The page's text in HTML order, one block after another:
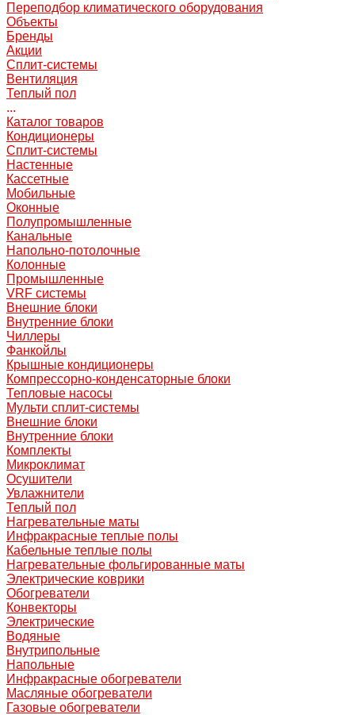
Переподбор климатического оборудования
Объекты
Бренды
Акции
Сплит-системы
Вентиляция
Теплый пол
...
Каталог товаров
Кондиционеры
Сплит-системы
Настенные
Кассетные
Мобильные
Оконные
Полупромышленные
Канальные
Напольно-потолочные
Колонные
Промышленные
VRF системы
Внешние блоки
Внутренние блоки
Чиллеры
Фанкойлы
Крышные кондиционеры
Компрессорно-конденсаторные блоки
Тепловые насосы
Мульти сплит-системы
Внешние блоки
Внутренние блоки
Комплекты
Микроклимат
Осушители
Увлажнители
Теплый пол
Нагревательные маты
Инфракрасные теплые полы
Кабельные теплые полы
Нагревательные фольгированные маты
Электрические коврики
Обогреватели
Конвекторы
Электрические
Водяные
Внутрипольные
Напольные
Инфракрасные обогреватели
Масляные обогреватели
Газовые обогреватели